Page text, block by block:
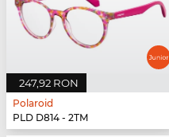
247,92 RON
Polaroid
PLD D814 - 2TM